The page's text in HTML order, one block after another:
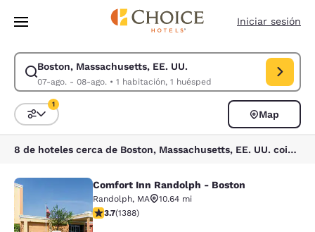
Pasar A Contenido Principal
Iniciar sesión
Boston, Massachusetts, EE. UU.
07-ago. - 08-ago.• 1 habitación, 1 huésped
Modificar la búsqueda de Boston, Massachusetts, EE. UU.. Fecha de
Ordenar y filtrar
1
Map
8 de hoteles cerca de Boston, Massachusetts, EE. UU. coinciden con tus filtros
Comfort Inn Randolph - Boston
Comfort Inn Randolph - Boston
Randolph, MA
10.64 mi
calificación de 3.68 estrellas. Bueno. 1388 reseñas
3.7(1388)